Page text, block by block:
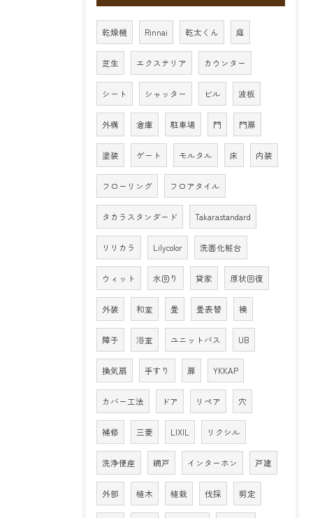
乾燥機 Rinnai 乾太くん 庭
芝生 エクステリア カウンター
シート シャッター ビル 波板
外構 倉庫 駐車場 門 門扉
塗装 ゲート モルタル 床 内装
フローリング フロアタイル
タカラスタンダード Takarastandard
リリカラ Lilycolor 洗面化粧台
ウィット 水回り 貸家 原状回復
外装 和室 畳 畳表替 襖
障子 浴室 ユニットバス UB
換気扇 手すり 扉 YKKAP
カバー工法 ドア リペア 穴
補修 三菱 LIXIL リクシル
洗浄便座 網戸 インターホン 戸建
外部 植木 植栽 伐採 剪定